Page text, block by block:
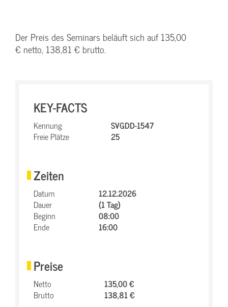
Der Preis des Seminars beläuft sich auf 135,00
€ netto, 138,81 € brutto.
KEY-FACTS
Kennung
SVGDD-1547
Freie Plätze
25
Zeiten
Datum
12.12.2026
Dauer
(1 Tag)
Beginn
08:00
Ende
16:00
Preise
Netto
135,00 €
Brutto
138,81 €